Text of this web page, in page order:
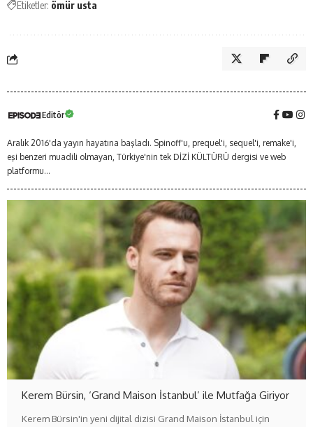
Etiketler: ömür usta
Editör
Aralık 2016'da yayın hayatına başladı. Spinoff'u, prequel'i, sequel'i, remake'i,
eşi benzeri muadili olmayan, Türkiye'nin tek DİZİ KÜLTÜRÜ dergisi ve web
platformu...
Kerem Bürsin, ‘Grand Maison İstanbul’ ile Mutfağa Giriyor
Kerem Bürsin'in yeni dijital dizisi Grand Maison İstanbul için